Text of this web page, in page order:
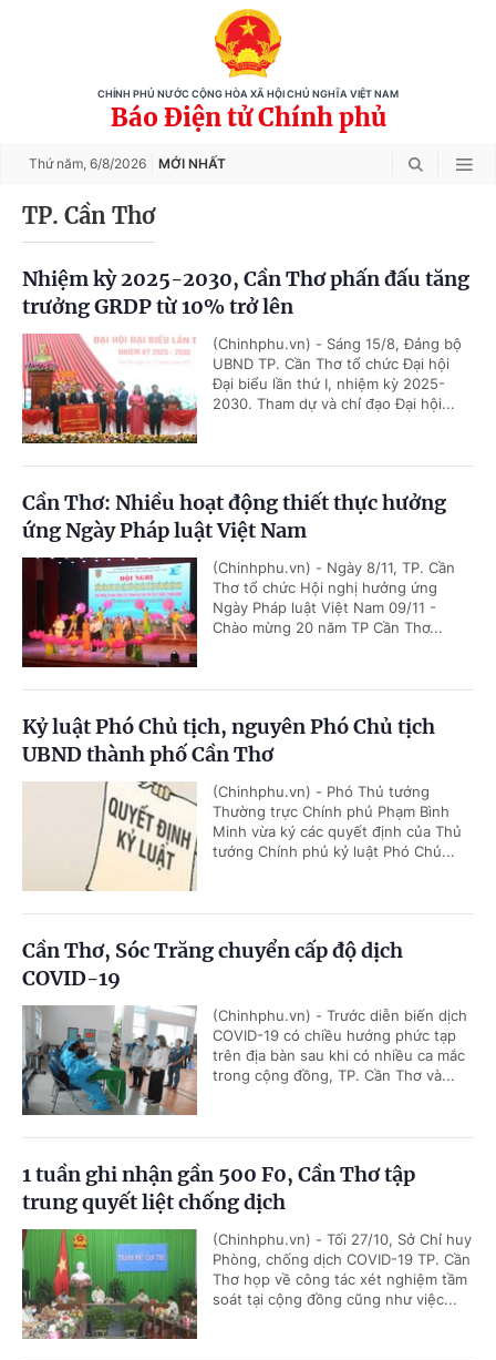
CHÍNH PHỦ NƯỚC CỘNG HÒA XÃ HỘI CHỦ NGHĨA VIỆT NAM
Báo Điện tử Chính phủ
Thứ năm, 6/8/2026 MỚI NHẤT
TP. Cần Thơ
Nhiệm kỳ 2025-2030, Cần Thơ phấn đấu tăng
trưởng GRDP từ 10% trở lên
(Chinhphu.vn) - Sáng 15/8, Đảng bộ
UBND TP. Cần Thơ tổ chức Đại hội
Đại biểu lần thứ I, nhiệm kỳ 2025-
2030. Tham dự và chỉ đạo Đại hội...
Cần Thơ: Nhiều hoạt động thiết thực hưởng
ứng Ngày Pháp luật Việt Nam
(Chinhphu.vn) - Ngày 8/11, TP. Cần
Thơ tổ chức Hội nghị hưởng ứng
Ngày Pháp luật Việt Nam 09/11 -
Chào mừng 20 năm TP Cần Thơ...
Kỷ luật Phó Chủ tịch, nguyên Phó Chủ tịch
UBND thành phố Cần Thơ
(Chinhphu.vn) - Phó Thủ tướng
Thường trực Chính phủ Phạm Bình
Minh vừa ký các quyết định của Thủ
tướng Chính phủ kỷ luật Phó Chủ...
Cần Thơ, Sóc Trăng chuyển cấp độ dịch
COVID-19
(Chinhphu.vn) - Trước diễn biến dịch
COVID-19 có chiều hướng phức tạp
trên địa bàn sau khi có nhiều ca mắc
trong cộng đồng, TP. Cần Thơ và...
1 tuần ghi nhận gần 500 F0, Cần Thơ tập
trung quyết liệt chống dịch
(Chinhphu.vn) - Tối 27/10, Sở Chỉ huy
Phòng, chống dịch COVID-19 TP. Cần
Thơ họp về công tác xét nghiệm tầm
soát tại cộng đồng cũng như việc...